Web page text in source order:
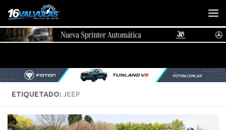
Saltar al contenido
ETIQUETADO: JEEP